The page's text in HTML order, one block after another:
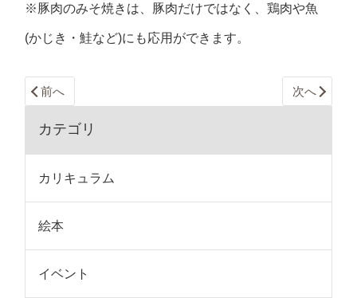
※豚肉のみそ焼きは、豚肉だけではなく、鶏肉や魚
(かじき・鮭など)にも応用ができます。
前へ 次へ
カテゴリ
カリキュラム
絵本
イベント